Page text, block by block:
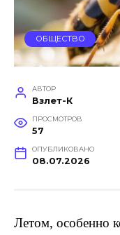
ОБЩЕСТВО
АВТОР
Взлет-К
ПРОСМОТРОВ
57
ОПУБЛИКОВАНО
08.07.2026
Летом, особенно